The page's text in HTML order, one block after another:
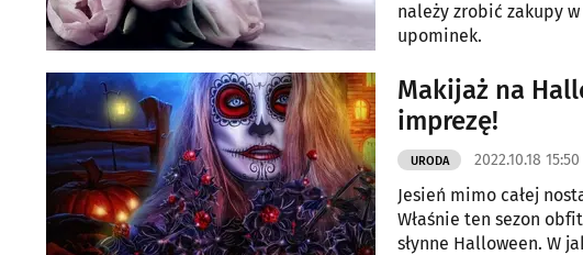
należy zrobić zakupy
upominek.
Makijaż na
imprezę!
URODA 2022.10.18 15:50
Jesień mimo całej
Właśnie ten sezon
słynne Halloween. W